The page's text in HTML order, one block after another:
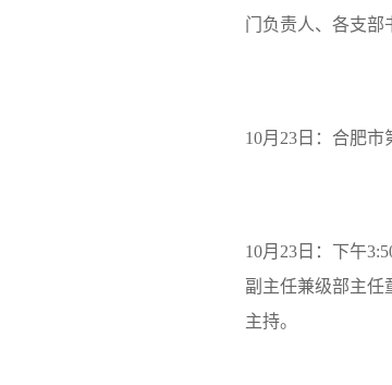
门负责人、各支部
10月 23 日：合肥市
10月 23 日：下午
副主任兼级部主任
主持。